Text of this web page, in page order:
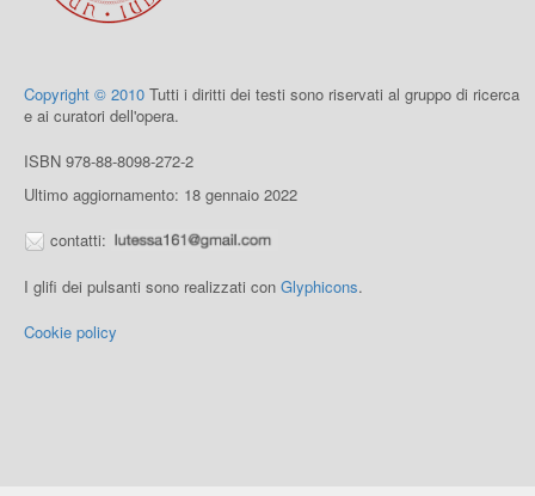
Copyright © 2010 Tutti i diritti dei testi sono riservati al gruppo di ricerca
e ai curatori dell'opera.
ISBN 978-88-8098-272-2
Ultimo aggiornamento: 18 gennaio 2022
contatti:
I glifi dei pulsanti sono realizzati con Glyphicons.
Cookie policy